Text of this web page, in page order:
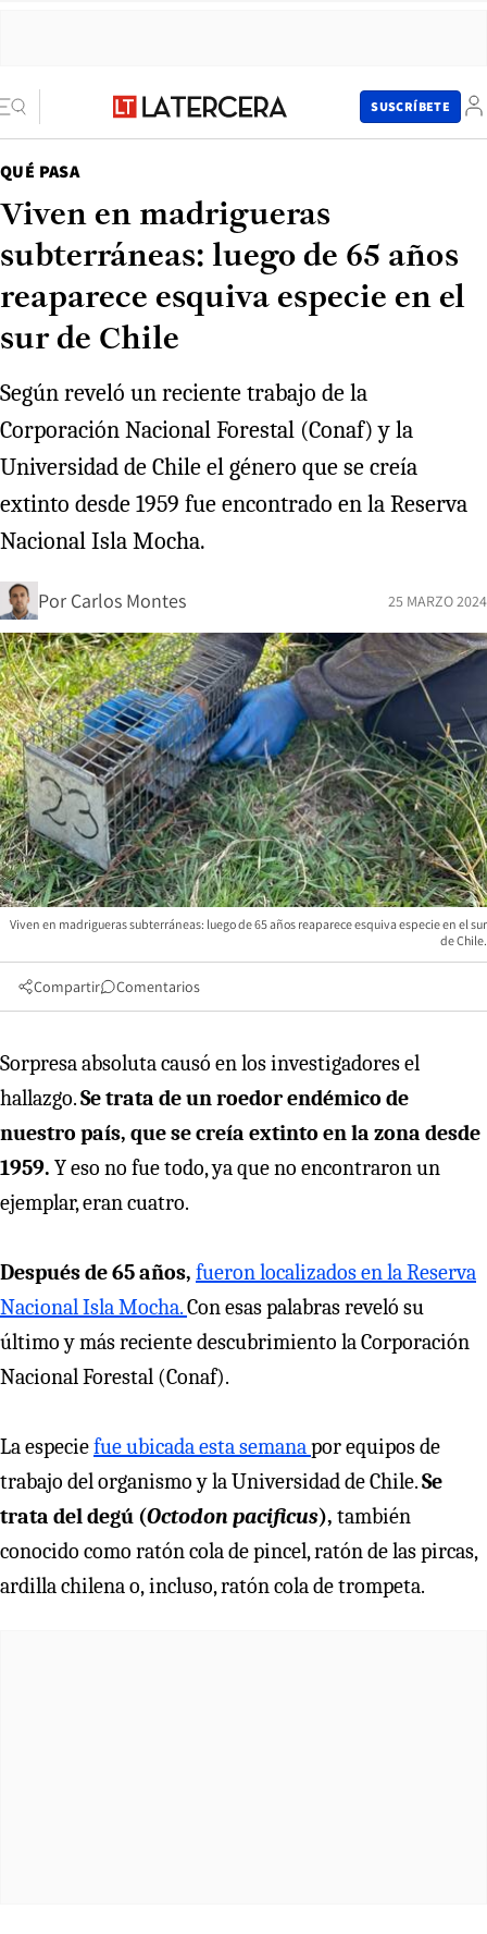
SUSCRÍBETE
QUÉ PASA
Viven en madrigueras
subterráneas: luego de 65 años
reaparece esquiva especie en el
sur de Chile
Según reveló un reciente trabajo de la
Corporación Nacional Forestal (Conaf) y la
Universidad de Chile el género que se creía
extinto desde 1959 fue encontrado en la Reserva
Nacional Isla Mocha.
Por Carlos Montes 25 MARZO 2024
Viven en madrigueras subterráneas: luego de 65 años reaparece esquiva especie en el sur
de Chile.
Compartir Comentarios
Sorpresa absoluta causó en los investigadores el
hallazgo.Se trata de un roedor endémico de
nuestro país, que se creía extinto en la zona desde
1959. Y eso no fue todo, ya que no encontraron un
ejemplar, eran cuatro.
Después de 65 años, fueron localizados en la Reserva
Nacional Isla Mocha.Con esas palabras reveló su
último y más reciente descubrimiento la Corporación
Nacional Forestal (Conaf).
La especiefue ubicada esta semanapor equipos de
trabajo del organismo y la Universidad de Chile.Se
trata del degú (Octodon pacificus), también
conocido como ratón cola de pincel, ratón de las pircas,
ardilla chilena o,incluso, ratón cola de trompeta.